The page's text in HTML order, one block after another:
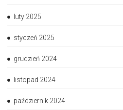
luty 2025
styczeń 2025
grudzień 2024
listopad 2024
październik 2024